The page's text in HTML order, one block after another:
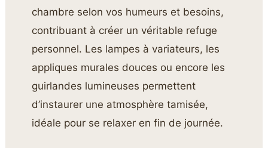
chambre selon vos humeurs et besoins,
contribuant à créer un véritable refuge
personnel. Les lampes à variateurs, les
appliques murales douces ou encore les
guirlandes lumineuses permettent
d’instaurer une atmosphère tamisée,
idéale pour se relaxer en fin de journée.